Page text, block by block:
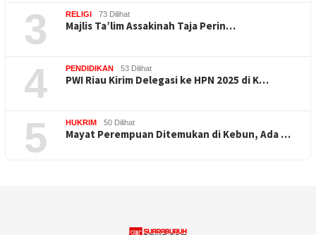
3 RELIGI 73 Dilihat
Majlis Ta’lim Assakinah Taja Perin…
4 PENDIDIKAN 53 Dilihat
PWI Riau Kirim Delegasi ke HPN 2025 di K…
5 HUKRIM 50 Dilihat
Mayat Perempuan Ditemukan di Kebun, Ada …